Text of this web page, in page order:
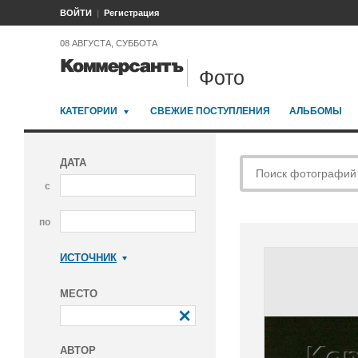
ВОЙТИ Регистрация
08 АВГУСТА, СУББОТА
Фото
КАТЕГОРИИ СВЕЖИЕ ПОСТУПЛЕНИЯ АЛЬБОМЫ
ДАТА
с
по
ИСТОЧНИК
МЕСТО
АВТОР